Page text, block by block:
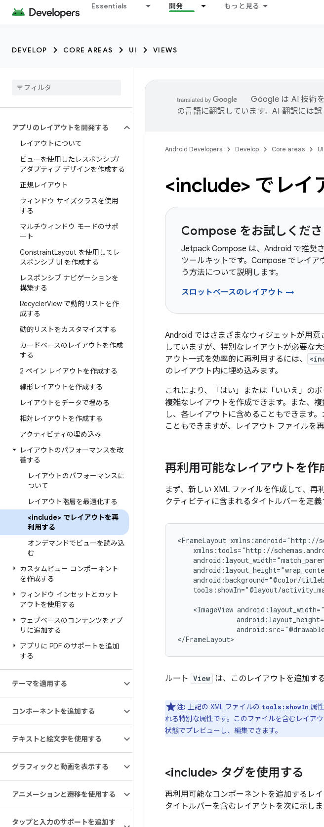
Essentials 開発 もっと見る
DEVELOP CORE AREAS UI VIEWS
アプリのレイアウトを開発する
レイアウトについて
ビューを使用したレスポンシブ/
アダプティブ デザインを作成する
正規レイアウト
ウィンドウ サイズクラスを使用
する
マルチウィンドウ モードのサポ
ート
ConstraintLayout を使用してレ
スポンシブ UI を作成する
レスポンシブ ナビゲーションを
構築する
RecyclerView で動的リストを作
成する
動的リストをカスタマイズする
カードベースのレイアウトを作成
する
2 ペイン レイアウトを作成する
線形レイアウトを作成する
レイアウトをデータで埋める
相対レイアウトを作成する
アクティビティの埋め込み
レイアウトのパフォーマンスを改
善する
レイアウトのパフォーマンスに
ついて
レイアウト階層を最適化する
<include> でレイアウトを再
利用する
オンデマンドでビューを読み込
む
カスタムビュー コンポーネント
を作成する
ウィンドウ インセットとカット
アウトを使用する
ウェブベースのコンテンツをアプ
リに追加する
アプリに PDF のサポートを追加
する
テーマを適用する
コンポーネントを追加する
テキストと絵文字を使用する
グラフィックと動画を表示する
アニメーションと遷移を使用する
タップと入力のサポートを追加す
Google は AI 技術
の言語に翻訳しています。AI 翻訳には誤
Android Developers Develop Core areas UI
<include> でレイ
Compose をお試しくだ
Jetpack Compose は、Android で推奨
ツールキットです。Compose でレイア
う方法について説明します。
スロットベースのレイアウト →
Android ではさまざまなウィジェットが用
していますが、特別なレイアウトが必要な
アウト一式を効率的に再利用するには、
のレイアウト内に埋め込みます。
これにより、「はい」または「いいえ」の
複雑なレイアウトを作成できます。また、
し、各レイアウトに含めることもできます。
こともできますが、レイアウト ファイルを
再利用可能なレイアウトを作
まず、新しい XML ファイルを作成して、
クティビティに含まれるタイトルバーを定
<FrameLayout
tools:showIn="@layout/
<ImageView
</FrameLayout>
ルート View は、このレイアウトを追加す
注: 上記の XML ファイルの tools:showIn 属
れる特別な属性です。このファイルを含む レイア
状態でプレビューし、編集できます。
<include> タグを使用する
再利用可能なコンポーネントを追加するレイ
タイトルバーを含むレイアウトを次に示しま